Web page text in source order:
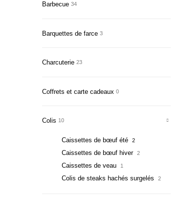
Barbecue 34
Barquettes de farce 3
Charcuterie 23
Coffrets et carte cadeaux 0
Colis 10
Caissettes de bœuf été 2
Caissettes de bœuf hiver 2
Caissettes de veau 1
Colis de steaks hachés surgelés 2